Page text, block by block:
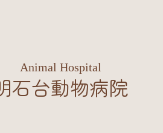
Animal Hospital
石台動物病院